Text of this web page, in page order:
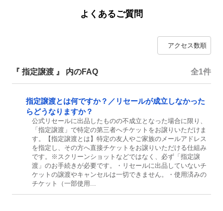
よくあるご質問
『 指定譲渡 』 内のFAQ 全1件
指定譲渡とは何ですか？／リセールが成立しなかった
らどうなりますか？
公式リセールに出品したものの不成立となった場合に限り、
「指定譲渡」で特定の第三者へチケットをお譲りいただけま
す。【指定譲渡とは】特定の友人やご家族のメールアドレス
を指定し、その方へ直接チケットをお譲りいただける仕組み
です。※スクリーンショットなどではなく、必ず「指定譲
渡」のお手続きが必要です。・リセールに出品していないチ
ケットの譲渡やキャンセルは一切できません。・使用済みの
チケット（一部使用...